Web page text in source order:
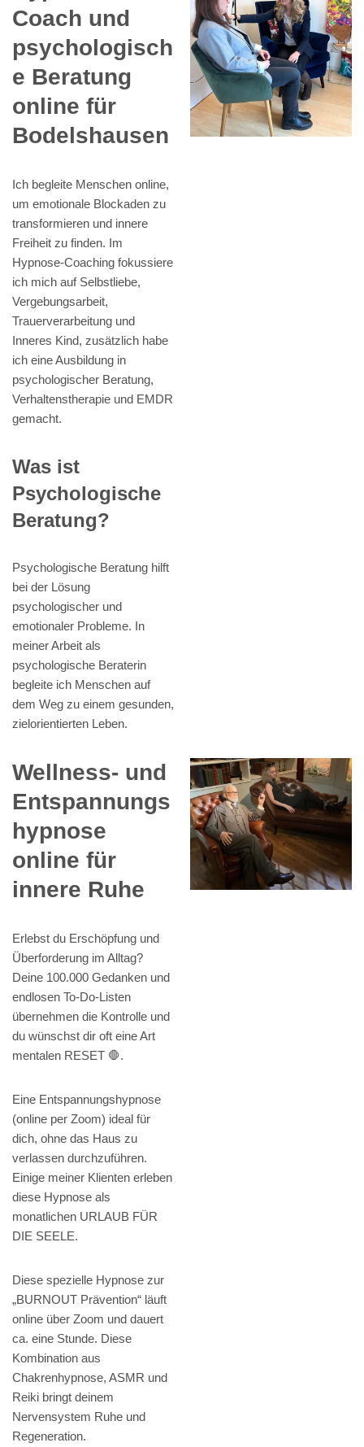
Coach und
psychologisch
e Beratung
online für
Bodelshausen
Ich begleite Menschen online,
um emotionale Blockaden zu
transformieren und innere
Freiheit zu finden. Im
Hypnose-Coaching fokussiere
ich mich auf Selbstliebe,
Vergebungsarbeit,
Trauerverarbeitung und
Inneres Kind, zusätzlich habe
ich eine Ausbildung in
psychologischer Beratung,
Verhaltenstherapie und EMDR
gemacht.
Was ist
Psychologische
Beratung?
Psychologische Beratung hilft
bei der Lösung
psychologischer und
emotionaler Probleme. In
meiner Arbeit als
psychologische Beraterin
begleite ich Menschen auf
dem Weg zu einem gesunden,
zielorientierten Leben.
Wellness- und
Entspannungs
hypnose
online für
innere Ruhe
Erlebst du Erschöpfung und
Überforderung im Alltag?
Deine 100.000 Gedanken und
endlosen To-Do-Listen
übernehmen die Kontrolle und
du wünschst dir oft eine Art
mentalen RESET 🛑.
Eine Entspannungshypnose
(online per Zoom) ideal für
dich, ohne das Haus zu
verlassen durchzuführen.
Einige meiner Klienten erleben
diese Hypnose als
monatlichen URLAUB FÜR
DIE SEELE.
Diese spezielle Hypnose zur
„BURNOUT Prävention“ läuft
online über Zoom und dauert
ca. eine Stunde. Diese
Kombination aus
Chakrenhypnose, ASMR und
Reiki bringt deinem
Nervensystem Ruhe und
Regeneration.